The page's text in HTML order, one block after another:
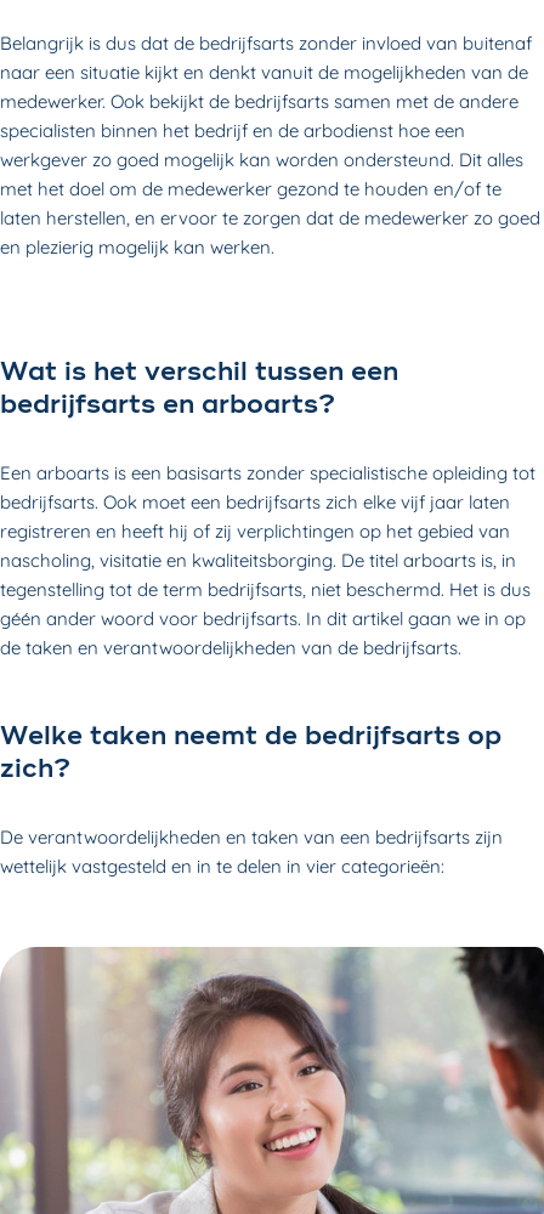
Belangrijk is dus dat de bedrijfsarts zonder invloed van buitenaf
naar een situatie kijkt en denkt vanuit de mogelijkheden van de
medewerker. Ook bekijkt de bedrijfsarts samen met de andere
specialisten binnen het bedrijf en de arbodienst hoe een
werkgever zo goed mogelijk kan worden ondersteund. Dit alles
met het doel om de medewerker gezond te houden en/of te
laten herstellen, en ervoor te zorgen dat de medewerker zo goed
en plezierig mogelijk kan werken.
Wat is het verschil tussen een
bedrijfsarts en arboarts?
Een arboarts is een basisarts zonder specialistische opleiding tot
bedrijfsarts. Ook moet een bedrijfsarts zich elke vijf jaar laten
registreren en heeft hij of zij verplichtingen op het gebied van
nascholing, visitatie en kwaliteitsborging. De titel arboarts is, in
tegenstelling tot de term bedrijfsarts, niet beschermd. Het is dus
géén ander woord voor bedrijfsarts. In dit artikel gaan we in op
de taken en verantwoordelijkheden van de bedrijfsarts.
Welke taken neemt de bedrijfsarts op
zich?
De verantwoordelijkheden en taken van een bedrijfsarts zijn
wettelijk vastgesteld en in te delen in vier categorieën: